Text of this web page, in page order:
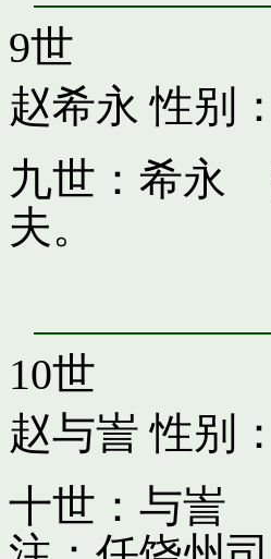
9世
赵希永 性别
九世：希永
夫。
10世
赵与訔 性别
十世：与訔